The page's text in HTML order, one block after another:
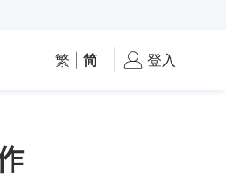
繁 简 登入